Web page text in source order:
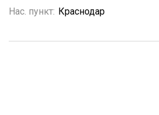
Нас. пункт: Краснодар